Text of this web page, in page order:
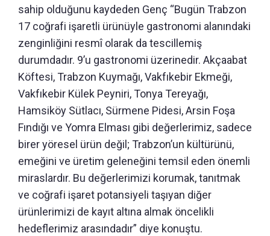
sahip olduğunu kaydeden Genç “Bugün Trabzon
17 coğrafi işaretli ürünüyle gastronomi alanındaki
zenginliğini resmî olarak da tescillemiş
durumdadır. 9’u gastronomi üzerinedir. Akçaabat
Köftesi, Trabzon Kuymağı, Vakfıkebir Ekmeği,
Vakfıkebir Külek Peyniri, Tonya Tereyağı,
Hamsiköy Sütlacı, Sürmene Pidesi, Arsin Foşa
Fındığı ve Yomra Elması gibi değerlerimiz, sadece
birer yöresel ürün değil; Trabzon’un kültürünü,
emeğini ve üretim geleneğini temsil eden önemli
miraslardır. Bu değerlerimizi korumak, tanıtmak
ve coğrafi işaret potansiyeli taşıyan diğer
ürünlerimizi de kayıt altına almak öncelikli
hedeflerimiz arasındadır” diye konuştu.